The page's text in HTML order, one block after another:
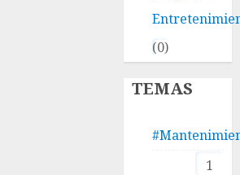
0
TEMAS
1